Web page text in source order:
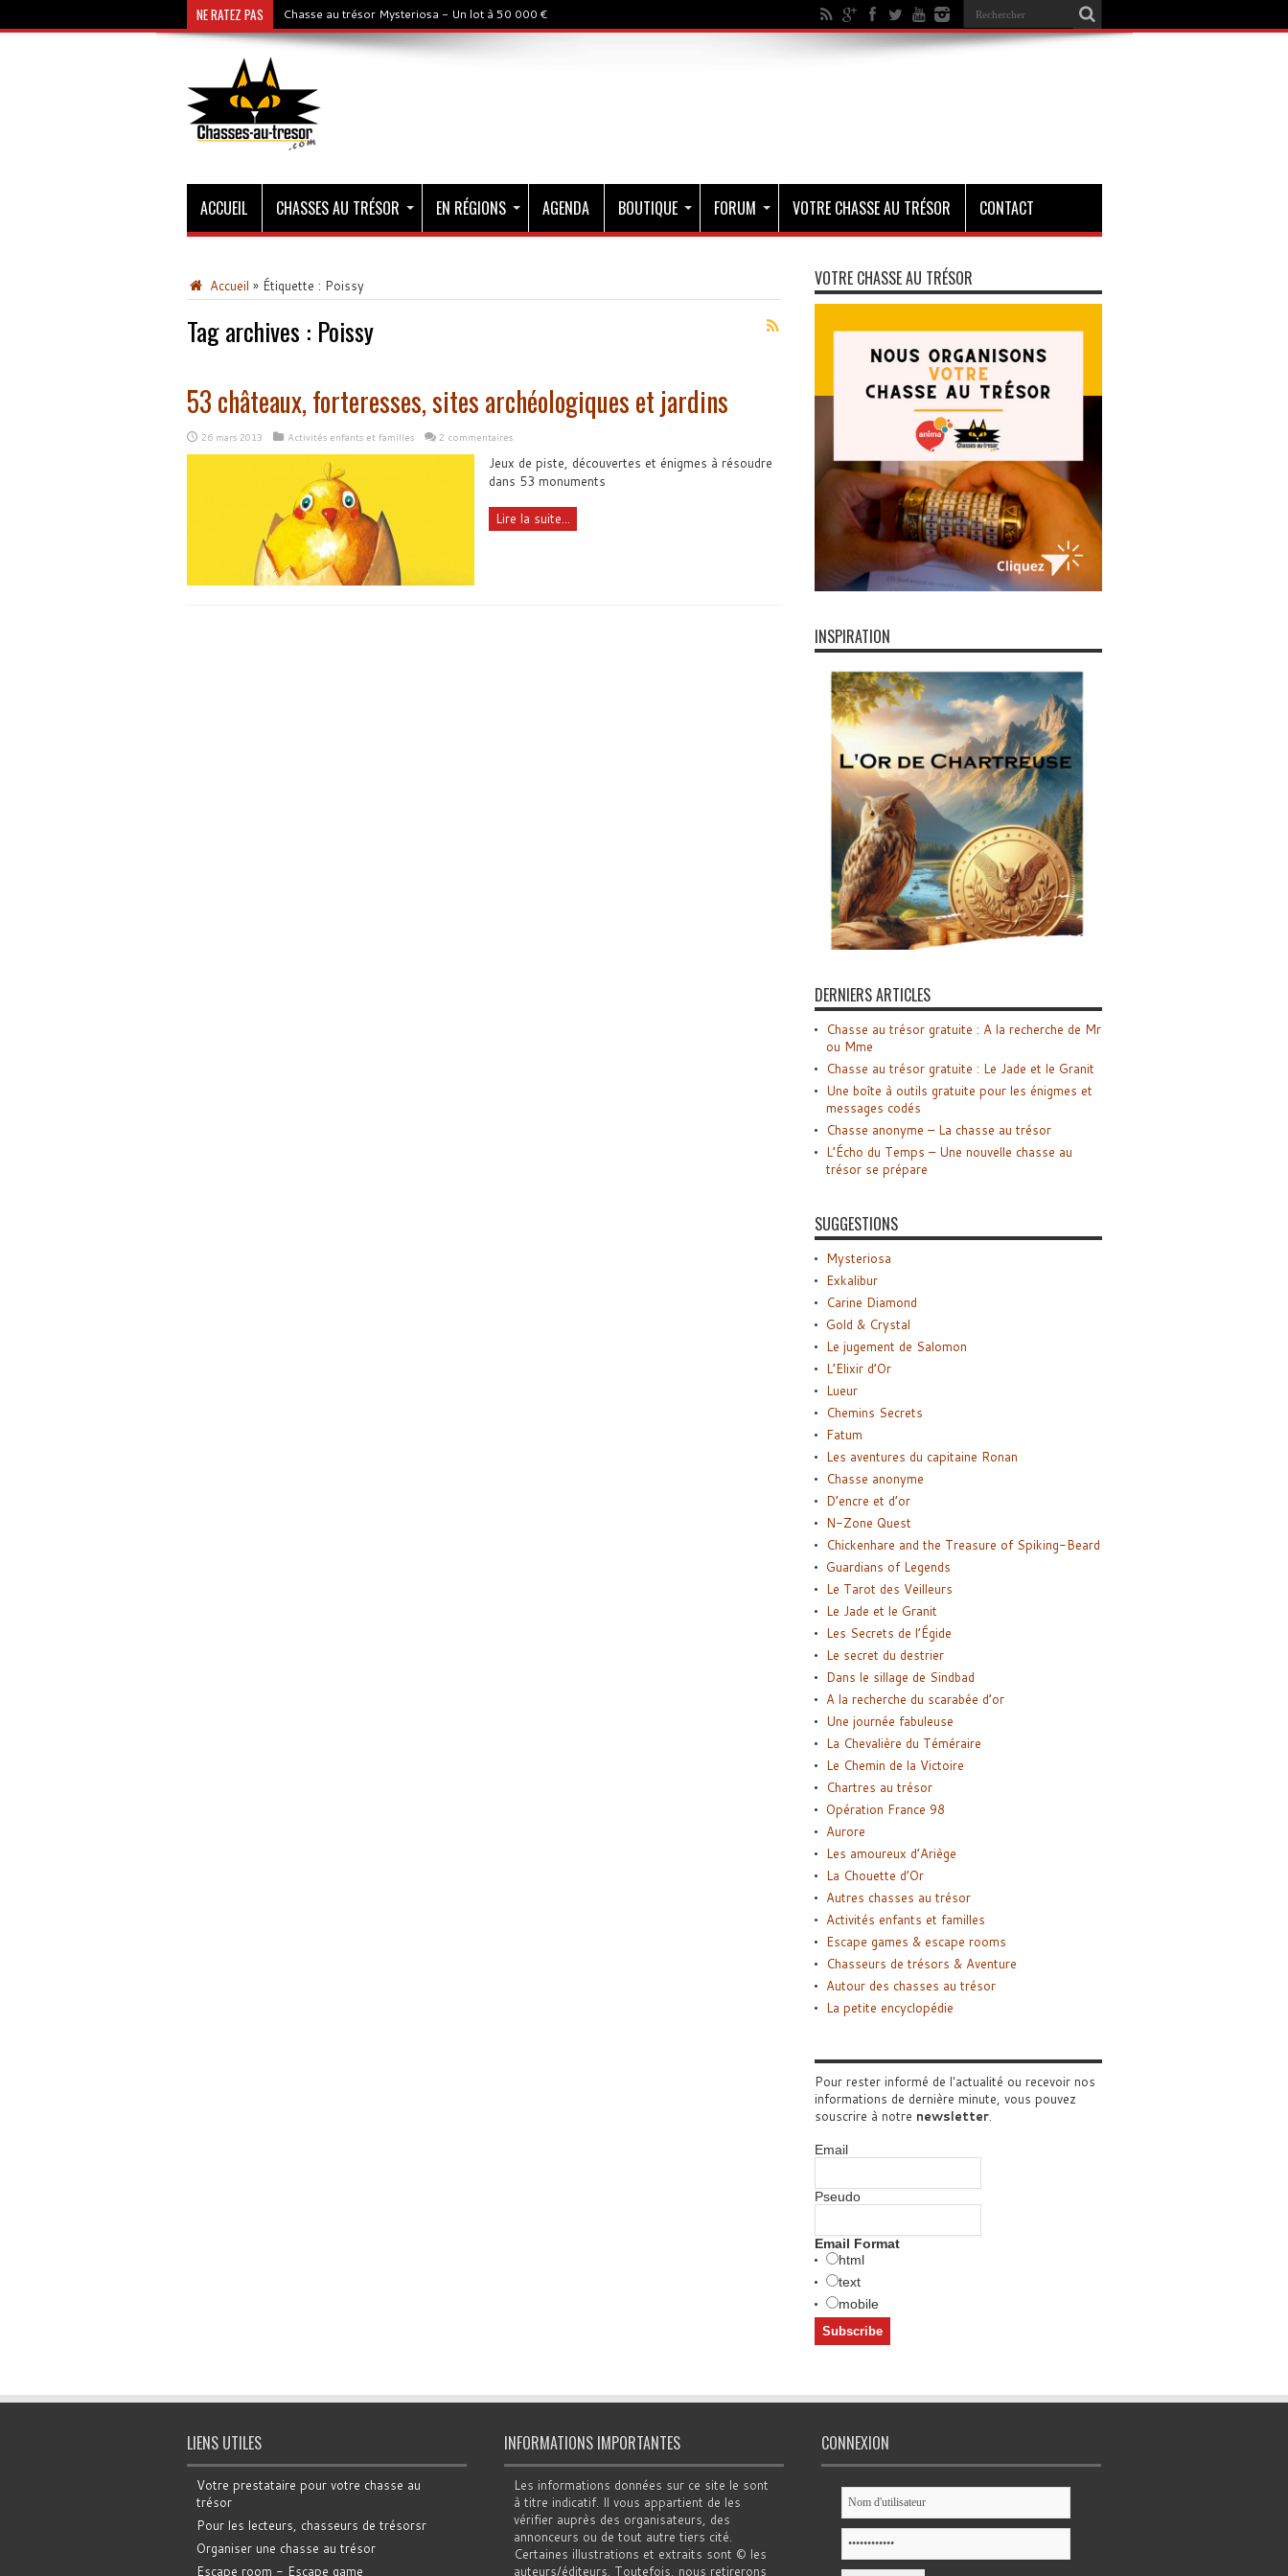
NE RATEZ PAS Chasse au trésor Mysteriosa - Un lot à 50 000 €
ACCUEIL CHASSES AU TRÉSOR EN RÉGIONS AGENDA BOUTIQUE FORUM VOTRE CHASSE AU TRÉSOR CONTACT
Accueil » Étiquette : Poissy
Tag archives : Poissy
53 châteaux, forteresses, sites archéologiques et jardins
26 mars 2013 Activités enfants et familles 2 commentaires
Jeux de piste, découvertes et énigmes à résoudre
dans 53 monuments
Lire la suite...
VOTRE CHASSE AU TRÉSOR
INSPIRATION
DERNIERS ARTICLES
Chasse au trésor gratuite : A la recherche de Mr
ou Mme
Chasse au trésor gratuite : Le Jade et le Granit
Une boîte à outils gratuite pour les énigmes et
messages codés
Chasse anonyme – La chasse au trésor
L’Écho du Temps – Une nouvelle chasse au
trésor se prépare
SUGGESTIONS
Mysteriosa
Exkalibur
Carine Diamond
Gold & Crystal
Le jugement de Salomon
L’Elixir d’Or
Lueur
Chemins Secrets
Fatum
Les aventures du capitaine Ronan
Chasse anonyme
D’encre et d’or
N-Zone Quest
Chickenhare and the Treasure of Spiking-Beard
Guardians of Legends
Le Tarot des Veilleurs
Le Jade et le Granit
Les Secrets de l’Égide
Le secret du destrier
Dans le sillage de Sindbad
A la recherche du scarabée d’or
Une journée fabuleuse
La Chevalière du Téméraire
Le Chemin de la Victoire
Chartres au trésor
Opération France 98
Aurore
Les amoureux d’Ariège
La Chouette d’Or
Autres chasses au trésor
Activités enfants et familles
Escape games & escape rooms
Chasseurs de trésors & Aventure
Autour des chasses au trésor
La petite encyclopédie
Pour rester informé de l'actualité ou recevoir nos
informations de dernière minute, vous pouvez
souscrire à notre newsletter.
Email
Pseudo
Email Format
html
text
mobile
LIENS UTILES
Votre prestataire pour votre chasse au
trésor
Pour les lecteurs, chasseurs de trésorsr
Organiser une chasse au trésor
Escape room - Escape game
INFORMATIONS IMPORTANTES
Les informations données sur ce site le sont
à titre indicatif. Il vous appartient de les
vérifier auprès des organisateurs, des
annonceurs ou de tout autre tiers cité.
Certaines illustrations et extraits sont © les
auteurs/éditeurs. Toutefois, nous retirerons
CONNEXION